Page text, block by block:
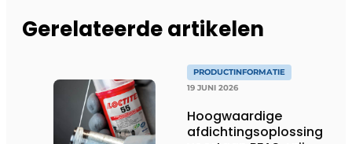
Gerelateerde artikelen
PRODUCTINFORMATIE
19 JUNI 2026
Hoogwaardige
afdichtingsoplossing